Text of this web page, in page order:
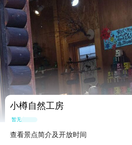
小樽自然工房
暂无点评
查看景点简介及开放时间
